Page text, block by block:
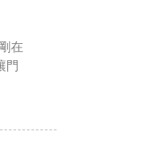
在
門